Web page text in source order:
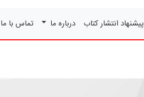
پیشنهاد انتشار کتاب درباره ما تماس با